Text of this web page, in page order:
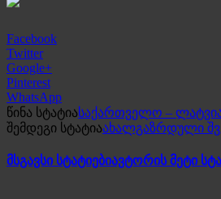
Facebook
Twitter
Google+
Pinterest
WhatsApp
წინა სტატიასაქართველო – ლატვია
შემდეგი სტატიაახალგაზრდული
მსგავსი სტატიებიავტორის მეტი